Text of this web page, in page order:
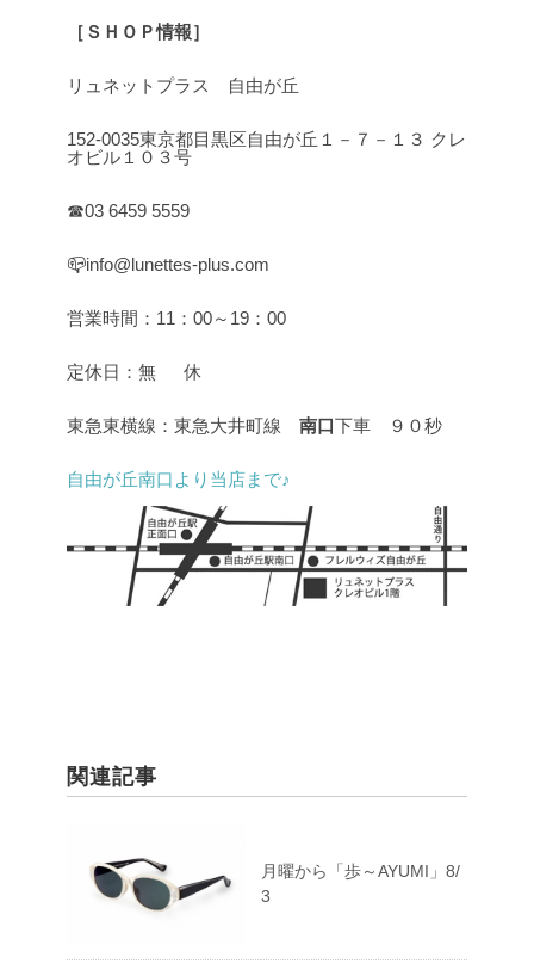
［ＳＨＯＰ情報］
リュネットプラス 自由が丘
152-0035東京都目黒区自由が丘１－７－１３ クレ
オビル１０３号
☎03 6459 5559
📪info@lunettes-plus.com
営業時間：11：00～19：00
定休日：無 休
東急東横線：東急大井町線 南口下車 ９０秒
自由が丘南口より当店まで♪
関連記事
月曜から「歩～AYUMI」8/
3